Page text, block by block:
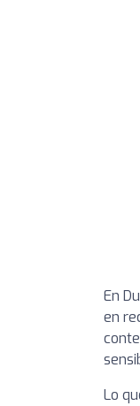
En
en
Lo